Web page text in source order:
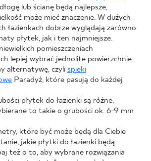
lub ścianę będą najlepsze,
może mieć znaczenie. W dużych
łazienkach dobrze wyglądają zarówno
płytek, jak i ten najmniejsze.
pomieszczeniach
lepiej wybrać jednolite powierzchnie.
alternatywę, czyli spieki
Paradyż, które pasują do każdej
płytek do łazienki są różne.
to takie o grubości ok. 6-9 mm
które być może będą dla Ciebie
jakie płytki do łazienki będą
też o to, aby wybrane rozwiązania